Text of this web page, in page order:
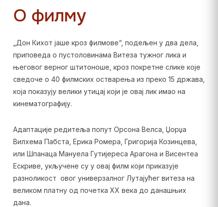
О филму
„Дон Кихот јаше кроз филмове“, подељен у два дела,
приповеда о пустоловинама Витеза тужног лика и
његовог верног штитоноше, кроз покретне слике које
сведоче о 40 филмских остварења из преко 15 држава,
која показују велики утицај који је овај лик имао на
кинематографију.
Адаптације редитеља попут Орсона Велса, Џорџа
Вилхема Пабста, Ерика Ромера, Григорија Козинцева,
или Шпанаца Мануела Гутијереса Арагона и Висентеа
Ескриве, укључене су у овај филм који приказује
разноликост овог универзалног Лутајућег витеза на
великом платну од почетка XX века до данашњих
дана.